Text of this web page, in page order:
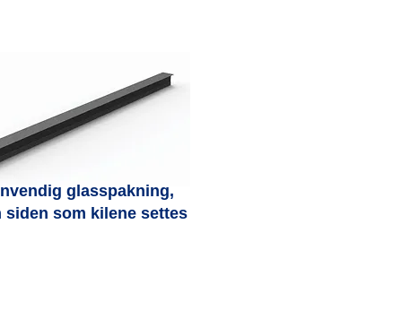
glasspakning,
siden som kilene settes